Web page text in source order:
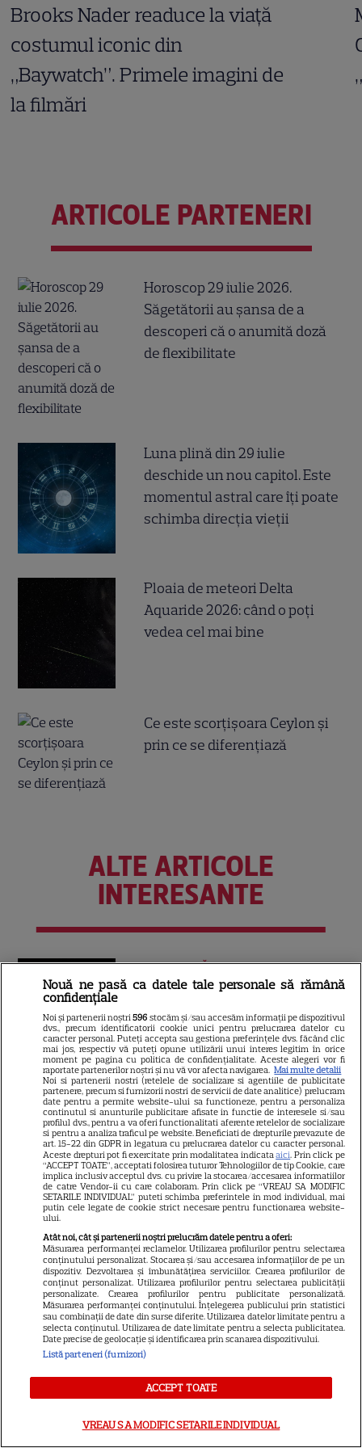
Brooks Nader readuce la viață
costumul iconic din
„Baywatch”. Primele imagini de
la filmări
ARTICOLE PARTENERI
Horoscop 29 iulie 2026.
Săgetătorii au șansa de a
descoperi că o anumită doză
de flexibilitate
Luna plină din 29 iulie
deschide un nou capitol. Este
momentul astral care îți poate
schimba direcția vieții
Ploaia de meteori Delta
Aquaride 2026: când o poți
vedea cel mai bine
Ce este scorțișoara Ceylon și
prin ce se diferențiază
ALTE ARTICOLE
INTERESANTE
13
VEDETE STRĂINE
Tom Holland, decizie radicală
pentru noul său film! Ce
promisiune a făcut actorul
după momentele virale în care
a făcut senzație prin dans
13
SKYSHOWTIME
Scarlett Johansson și Kristin
Scott Thomas, din nou mamă
și fiică pe ecran în „My
Mother's Wedding”. Când
apare filmul pe SkyShowtime
9
PRIME VIDEO
Jamie Campbell Bower, starul
din „Stranger Things”, intră în
universul „Stăpânul Inelelor”.
Ce rol legendar va interpreta în
sezonul 3
NETFLIX
„Palatul de Est”, noul fenomen
Nouă ne pasă ca datele tale personale să rămână
confidențiale
Noi și partenerii noștri596 stocăm și/sau accesăm informații pe dispozitivul
dvs., precum identificatorii cookie unici pentru prelucrarea datelor cu
caracter personal. Puteți accepta sau gestiona preferințele dvs. făcând clic
mai jos, respectiv vă puteți opune utilizării unui interes legitim în orice
moment pe pagina cu politica de confidențialitate. Aceste alegeri vor fi
raportate partenerilor noștri și nu vă vor afecta navigarea. Mai multe detalii
Noi si partenerii nostri (retelele de socializare si agentiile de publicitate
partenere, precum si furnizorii nostri de servicii de date analitice) prelucram
date pentru a permite website-ului sa functioneze, pentru a personaliza
continutul si anunturile publicitare afisate in functie de interesele si/sau
profilul dvs., pentru a va oferi functionalitati aferente retelelor de socializare
si pentru a analiza traficul pe website. Beneficiati de drepturile prevazute de
art. 15-22 din GDPR in legatura cu prelucrarea datelor cu caracter personal.
Aceste drepturi pot fi exercitate prin modalitatea indicataaici. Prin click pe
“ACCEPT TOATE”, acceptati folosirea tuturor Tehnologiilor de tip Cookie, care
implica inclusiv acceptul dvs. cu privire la stocarea/accesarea informatiilor
de catre Vendor-ii cu care colaboram. Prin click pe “VREAU SA MODIFIC
SETARILE INDIVIDUAL” puteti schimba preferintele in mod individual, mai
putin cele legate de cookie strict necesare pentru functionarea website-
ului.
Atât noi, cât și partenerii noștri prelucrăm datele pentru a oferi:
Măsurarea performanței reclamelor. Utilizarea profilurilor pentru selectarea
conținutului personalizat. Stocarea și/sau accesarea informațiilor de pe un
dispozitiv. Dezvoltarea și îmbunătățirea serviciilor. Crearea profilurilor de
conținut personalizat. Utilizarea profilurilor pentru selectarea publicității
personalizate. Crearea profilurilor pentru publicitate personalizată.
Măsurarea performanței conținutului. Înțelegerea publicului prin statistici
sau combinații de date din surse diferite. Utilizarea datelor limitate pentru a
selecta conținutul. Utilizarea de date limitate pentru a selecta publicitatea.
Date precise de geolocație și identificarea prin scanarea dispozitivului.
Listă parteneri (furnizori)
ACCEPT TOATE
VREAU SA MODIFIC SETARILE INDIVIDUAL